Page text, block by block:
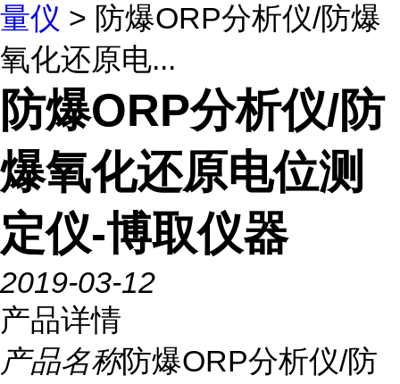
量仪 > 防爆ORP分析仪/防爆
氧化还原电...
防爆ORP分析仪/防
爆氧化还原电位测
定仪-博取仪器
2019-03-12
产品详情
产品名称防爆ORP分析仪/防